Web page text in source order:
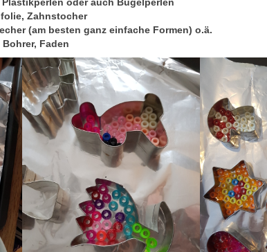
Zahnstocher
(am besten ganz einfache Formen) o.ä.
Bohrer, Faden